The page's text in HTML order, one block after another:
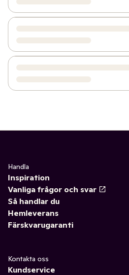
Handla
Inspiration
Vanliga frågor och svar
Så handlar du
Hemleverans
Färskvarugaranti
Kontakta oss
Kundservice